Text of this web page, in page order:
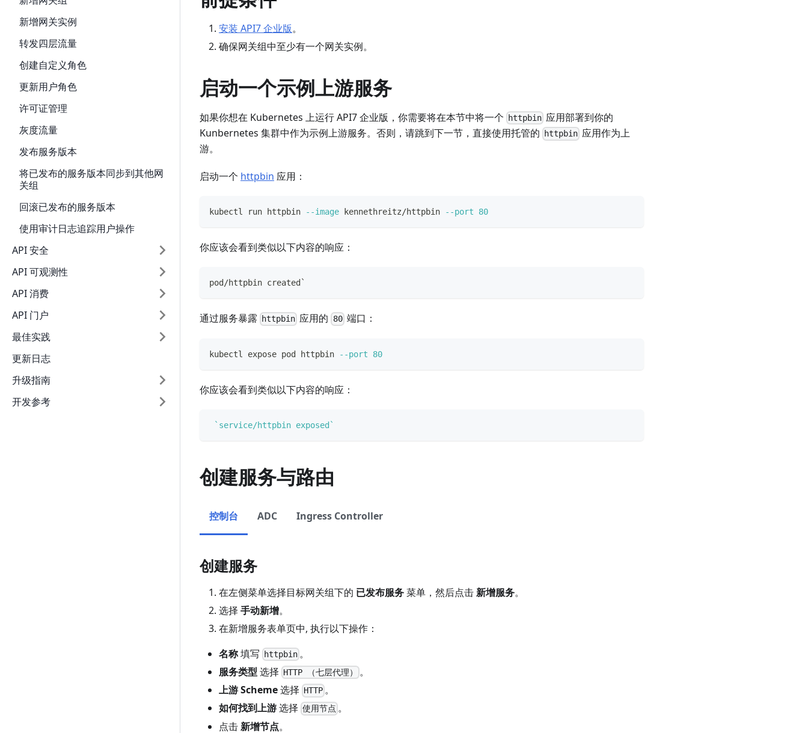
新增网关实例
转发四层流量
创建自定义角色
更新用户角色
许可证管理
灰度流量
发布服务版本
将已发布的服务版本同步到其他网
关组
回滚已发布的服务版本
使用审计日志追踪用户操作
API 安全
API 可观测性
API 消费
API 门户
最佳实践
更新日志
升级指南
开发参考
安装 API7 企业版。
确保网关组中至少有一个网关实例。
启动一个示例上游服务
如果你想在 Kubernetes 上运行 API7 企业版，你需要将在本节中将一个 httpbin 应用部署到你的
Kunbernetes 集群中作为示例上游服务。否则，请跳到下一节，直接使用托管的
httpbin 应用作为上
游。
启动一个 httpbin 应用：
kubectl run httpbin --image kennethreitz/httpbin --port 80
你应该会看到类似以下内容的响应：
pod/httpbin created`
通过服务暴露 httpbin 应用的 80端口：
kubectl expose pod httpbin --port 80
你应该会看到类似以下内容的响应：
` service/httpbin exposed `
创建服务与路由
控制台 ADC Ingress Controller
创建服务
在左侧菜单选择目标网关组下的 已发布服务菜单，然后点击新增服务。
选择 手动新增。
在新增服务表单页中, 执行以下操作：
名称填写 httpbin 。
服务类型 选择 HTTP （七层代理）
。
上游 Scheme选择 HTTP 。
如何找到上游选择 使用节点 。
点击新增节点。